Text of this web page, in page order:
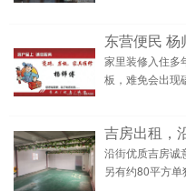
东营便民 杨
家里装修入住多
板，难免会出现
吉房出租，
沿街优质吉房诚
另有约80平方单